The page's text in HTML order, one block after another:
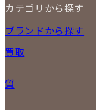
2026
10
11
17
18
カテゴリから探す
NEW ITEM
時計
小物
ジュエリー
ブランドから探す
買取
店頭買取
質